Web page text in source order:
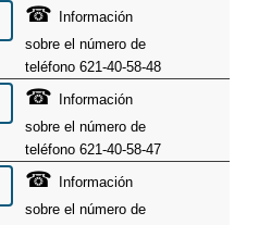
☎
Información
sobre el número de
teléfono 621-40-58-48
☎
Información
sobre el número de
teléfono 621-40-58-47
☎
Información
sobre el número de